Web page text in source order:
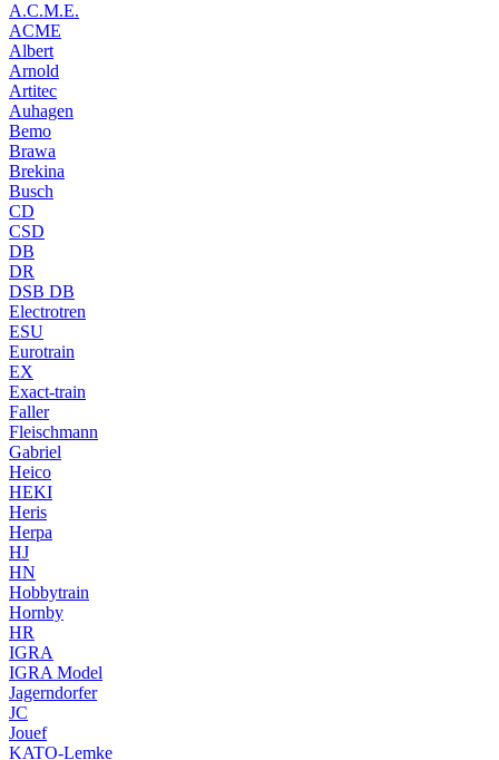
A.C.M.E.
ACME
Albert
Arnold
Artitec
Auhagen
Bemo
Brawa
Brekina
Busch
CD
CSD
DB
DR
DSB DB
Electrotren
ESU
Eurotrain
EX
Exact-train
Faller
Fleischmann
Gabriel
Heico
HEKI
Heris
Herpa
HJ
HN
Hobbytrain
Hornby
HR
IGRA
IGRA Model
Jagerndorfer
JC
Jouef
KATO-Lemke